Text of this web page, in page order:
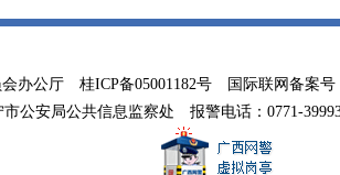
会办公厅 桂ICP备05001182号 国际联网备案号
市公安局公共信息监察处 报警电话：0771-